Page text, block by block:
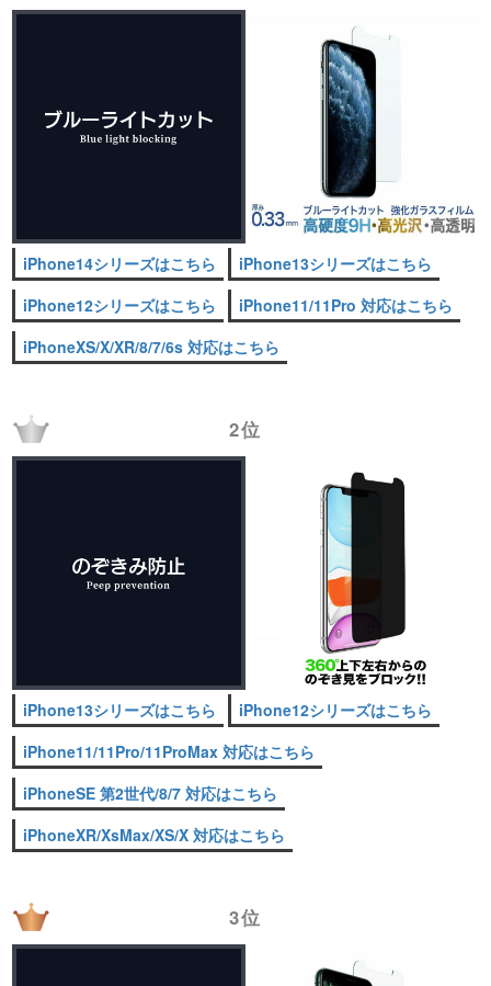
iPhone14シリーズはこちら
iPhone13シリーズはこちら
iPhone12シリーズはこちら
iPhone11/11Pro 対応はこちら
iPhoneXS/X/XR/8/7/6s 対応はこちら
2位
iPhone13シリーズはこちら
iPhone12シリーズはこちら
iPhone11/11Pro/11ProMax 対応はこちら
iPhoneSE 第2世代/8/7 対応はこちら
iPhoneXR/XsMax/XS/X 対応はこちら
3位